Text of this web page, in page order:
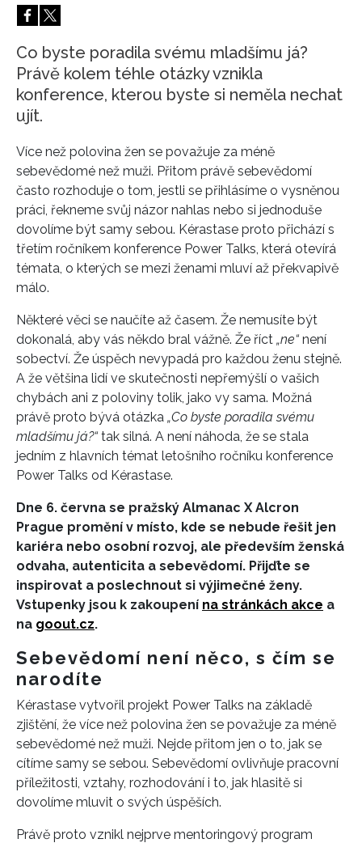
HOME
Co byste poradila svému mladšímu já?
Právě kolem téhle otázky vznikla
konference, kterou byste si neměla nechat
ujít.
Více než polovina žen se považuje za méně
sebevědomé než muži. Přitom právě sebevědomí
často rozhoduje o tom, jestli se přihlásíme o vysněnou
práci, řekneme svůj názor nahlas nebo si jednoduše
dovolíme být samy sebou. Kérastase proto přichází s
třetím ročníkem konference Power Talks, která otevírá
témata, o kterých se mezi ženami mluví až překvapivě
málo.
Některé věci se naučíte až časem. Že nemusíte být
dokonalá, aby vás někdo bral vážně. Že říct „ne“ není
sobectví. Že úspěch nevypadá pro každou ženu stejně.
A že většina lidí ve skutečnosti nepřemýšlí o vašich
chybách ani z poloviny tolik, jako vy sama. Možná
právě proto bývá otázka „Co byste poradila svému
mladšímu já?“ tak silná. A není náhoda, že se stala
jedním z hlavních témat letošního ročníku konference
Power Talks od Kérastase.
Dne 6. června se pražský Almanac X Alcron
Prague promění v místo, kde se nebude řešit jen
kariéra nebo osobní rozvoj, ale především ženská
odvaha, autenticita a sebevědomí. Přijďte se
inspirovat a poslechnout si výjimečné ženy.
Vstupenky jsou k zakoupení na stránkách akce a
na goout.cz.
Sebevědomí není něco, s čím se
narodíte
Kérastase vytvořil projekt Power Talks na základě
zjištění, že více než polovina žen se považuje za méně
sebevědomé než muži. Nejde přitom jen o to, jak se
cítíme samy se sebou. Sebevědomí ovlivňuje pracovní
příležitosti, vztahy, rozhodování i to, jak hlasitě si
dovolíme mluvit o svých úspěších.
Právě proto vznikl nejprve mentoringový program